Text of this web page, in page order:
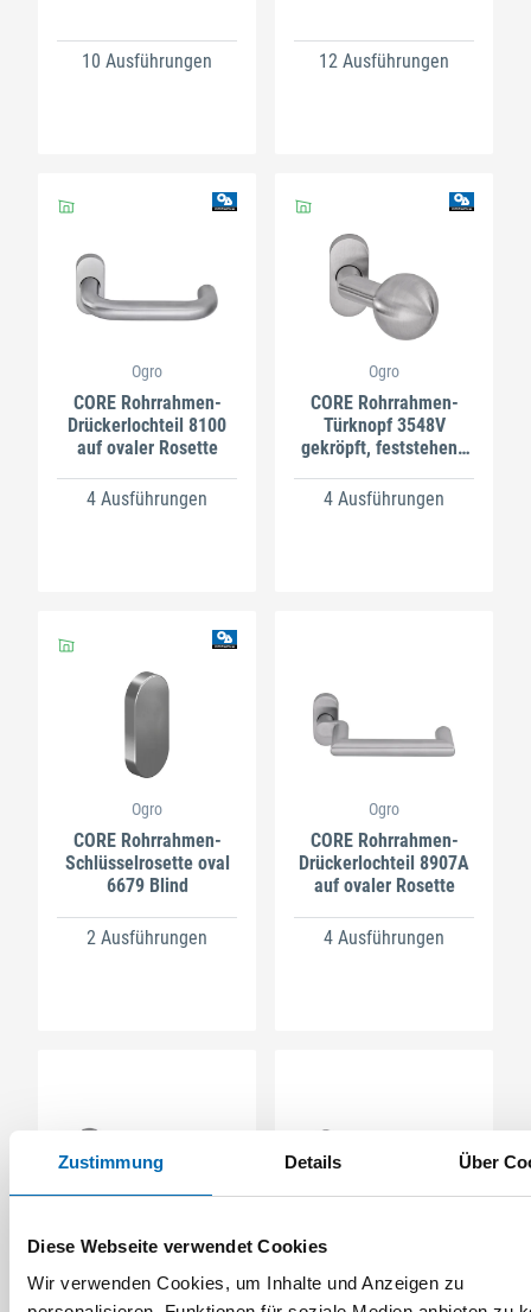
Zustimmung Details Über
Diese Webseite verwendet Cookies
Wir verwenden Cookies, um Inhalte und Anzeigen zu
10 Ausführungen 12 Ausführungen
Ogro
CORE Rohrrahmen-
Drückerlochteil 8100
auf ovaler Rosette
4 Ausführungen
Ogro
CORE Rohrrahmen-
Türknopf 3548V
gekröpft, feststehend
4 Ausführungen
Ogro
CORE Rohrrahmen-
Schlüsselrosette oval
6679 Blind
2 Ausführungen
Ogro
CORE Rohrrahmen-
Drückerlochteil 8907A
auf ovaler Rosette
4 Ausführungen
Ogro
CORE Rohrrahmen-
Drückerlochteil 8999A
CORE Rohrrahmen-
Drückerlochteil 8100A